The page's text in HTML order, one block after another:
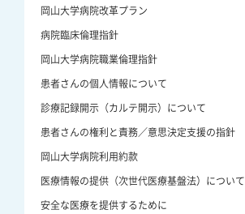
岡山大学病院改革プラン
病院臨床倫理指針
岡山大学病院職業倫理指針
患者さんの個人情報について
診療記録開示（カルテ開示）について
患者さんの権利と責務／意思決定支援の指針
岡山大学病院利用約款
医療情報の提供（次世代医療基盤法）について
安全な医療を提供するために